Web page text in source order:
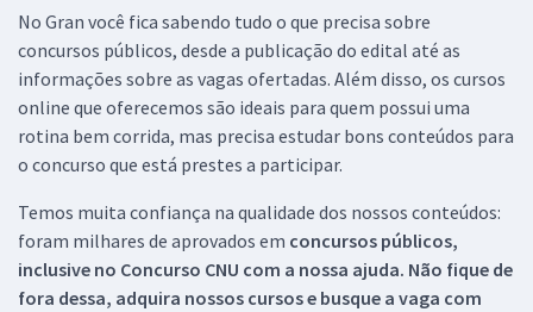
No Gran você fica sabendo tudo o que precisa sobre
concursos públicos, desde a publicação do edital até as
informações sobre as vagas ofertadas. Além disso, os cursos
online que oferecemos são ideais para quem possui uma
rotina bem corrida, mas precisa estudar bons conteúdos para
o concurso que está prestes a participar.
Temos muita confiança na qualidade dos nossos conteúdos:
foram milhares de aprovados em concursos públicos,
inclusive no Concurso CNU com a nossa ajuda. Não fique de
fora dessa, adquira nossos cursos e busque a vaga com